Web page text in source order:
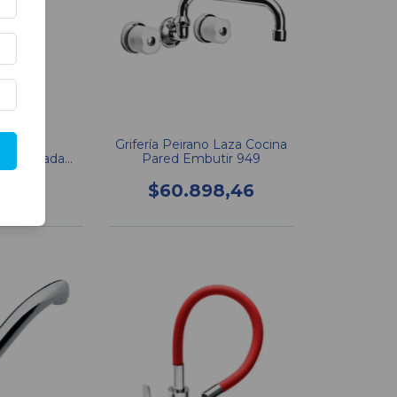
Mesada
B1
Grifería Peirano Laza Cocina
Pared Embutir 949
$60.898,46